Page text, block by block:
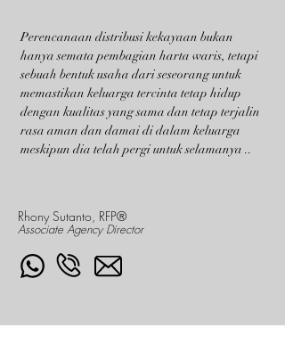
Perencanaan distribusi kekayaan bukan
hanya semata pembagian harta waris, tetapi
sebuah bentuk usaha dari seseorang untuk
memastikan keluarga tercinta tetap hidup
dengan kualitas yang sama dan tetap terjalin
rasa aman dan damai di dalam keluarga
meskipun dia telah pergi untuk selamanya ..
Rhony Sutanto, RFP®
Associate Agency Director